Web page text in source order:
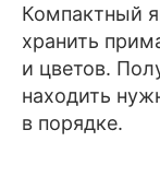
Компактный
хранить
и цветов.
находить
в порядке.